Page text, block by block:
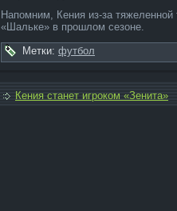
Напомним, Кения из-за
«Шальке» в прошлом сезоне.
Метки: футбол
Кения станет игроком «Зенита»